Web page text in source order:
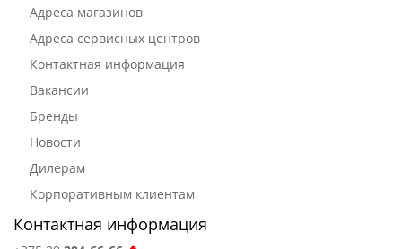
Адреса магазинов
Адреса сервисных центров
Контактная информация
Вакансии
Бренды
Новости
Дилерам
Корпоративным клиентам
Контактная информация